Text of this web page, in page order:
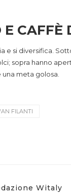
E CAFFÈ
e si diversifica.
sopra hanno
meta golosa.
FILANTI
Witaly